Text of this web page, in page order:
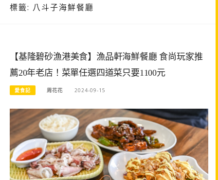
標籤: 八斗子海鮮餐廳
【基隆碧砂漁港美食】漁品軒海鮮餐廳 食尚玩家推
薦20年老店！菜單任選四道菜只要1100元
愛食記 周花花 2024-09-15